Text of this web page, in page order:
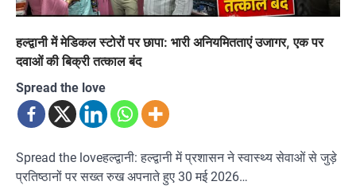
हल्द्वानी में मेडिकल स्टोरों पर छापा: भारी अनियमितताएं उजागर, एक पर
दवाओं की बिक्री तत्काल बंद
Spread the love
Spread the loveहल्द्वानी: हल्द्वानी में प्रशासन ने स्वास्थ्य सेवाओं से जुड़े
प्रतिष्ठानों पर सख्त रुख अपनाते हुए 30 मई 2026…